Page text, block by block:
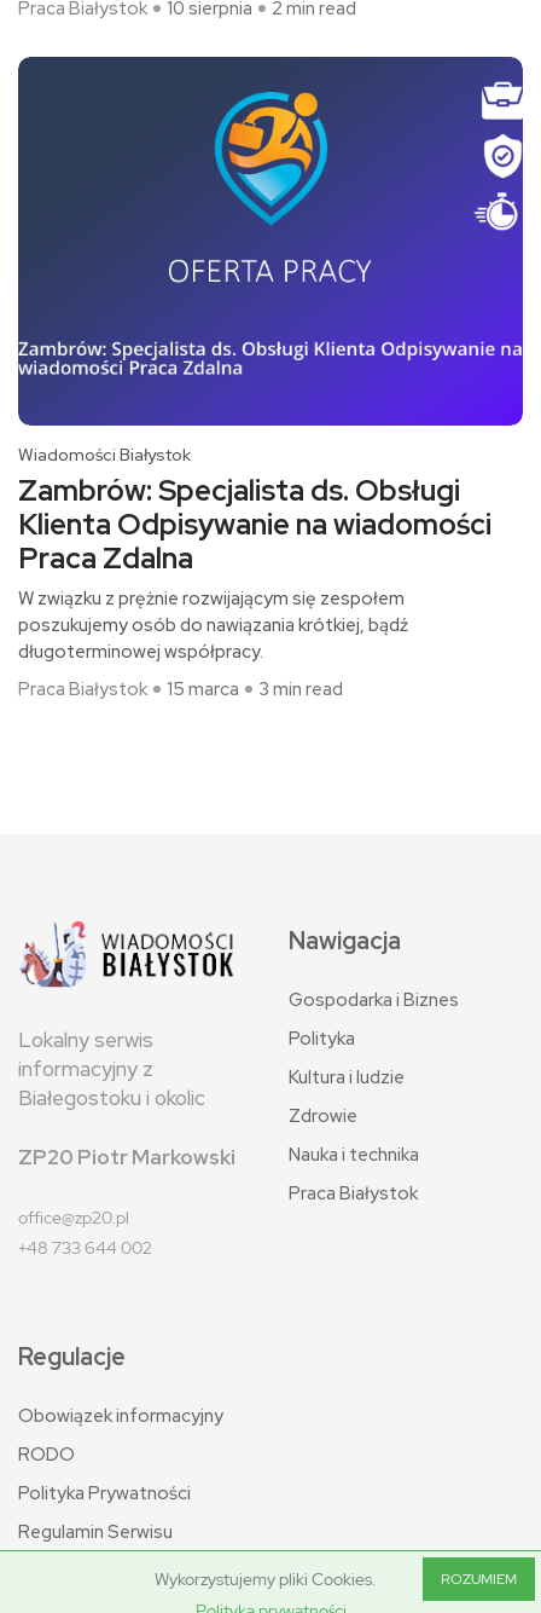
Praca Białystok
10 sierpnia 2 min read
Wiadomości Białystok
Zambrów: Specjalista ds. Obsługi
Klienta Odpisywanie na wiadomości
Praca Zdalna
W związku z prężnie rozwijającym się zespołem
poszukujemy osób do nawiązania krótkiej, bądź
długoterminowej współpracy.
Praca Białystok
15 marca 3 min read
Lokalny serwis
informacyjny z
Białegostoku i okolic
ZP20 Piotr Markowski
office@zp20.pl
+48 733 644 002
Nawigacja
Gospodarka i Biznes
Polityka
Kultura i ludzie
Zdrowie
Nauka i technika
Praca Białystok
Regulacje
Obowiązek informacyjny
RODO
Polityka Prywatności
Regulamin Serwisu
Wykorzystujemy pliki Cookies.
ROZUMIEM